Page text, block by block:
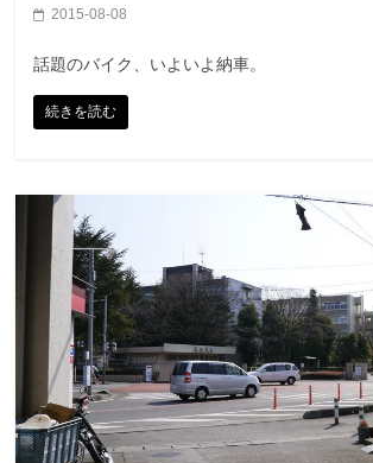
2015-08-08
話題のバイク、いよいよ納車。
続きを読む